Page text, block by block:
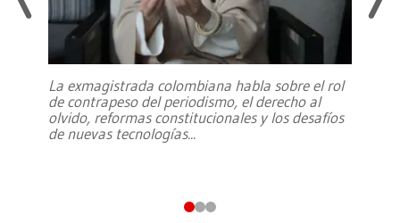
La exmagistrada colombiana habla sobre el rol
de contrapeso del periodismo, el derecho al
olvido, reformas constitucionales y los desafíos
de nuevas tecnologías...